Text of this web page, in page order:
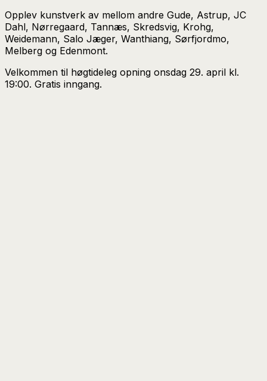
Opplev kunstverk av mellom andre Gude, Astrup, JC
Dahl, Nørregaard, Tannæs, Skredsvig, Krohg,
Weidemann, Salo Jæger, Wanthiang, Sørfjordmo,
Melberg og Edenmont.
Velkommen til høgtideleg opning onsdag 29. april kl.
19:00. Gratis inngang.